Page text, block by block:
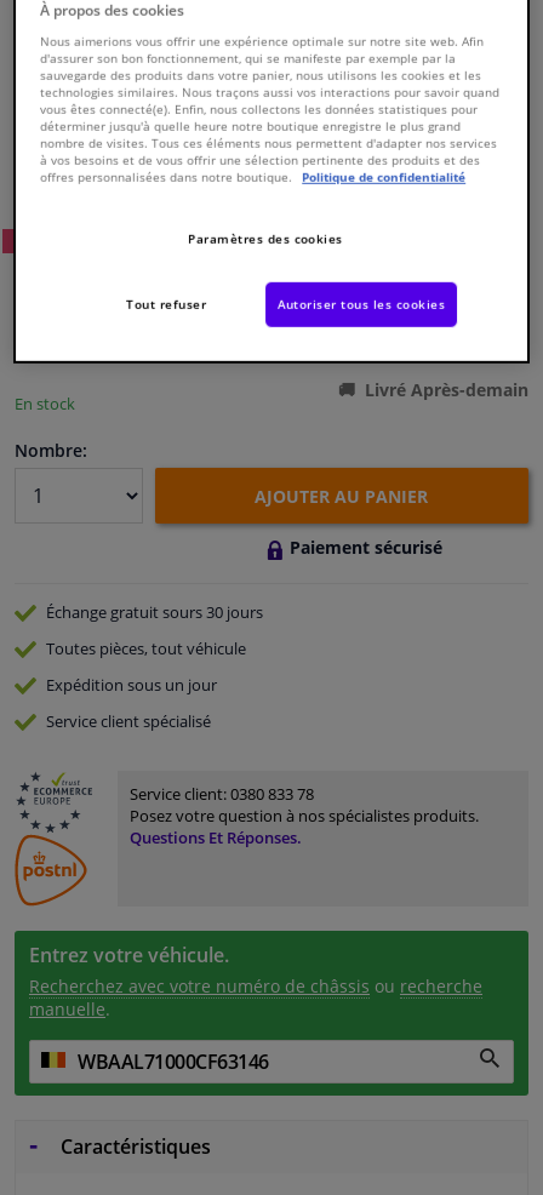
Fenêtres & accessoires
Intérieur & ameublement
Styling & Performance
Nettoyage & protection
Atelier & outils
Camping-car, moto & vélo
Capteurs & électronique
Numéro de produit d'origine:0171447
Numéro de fabrication:826413
Prix conseillé: € 179,08
En stock
Livré Après-demain
Nombre:
AJOUTER AU PANIER
Paiement sécurisé
Échange gratuitsours 30 jours
Toutes pièces, tout véhicule
Expédition sous un jour
Serviceclient spécialisé
Service client:0380 833 78
Posez votre question à nos spécialistes produits.
Questions Et Réponses.
Entrez votre véhicule.
Recherchez avec votre numéro de châssis ou recherche
manuelle.
Caractéristiques
À propos des cookies
Nous aimerions vous offrir une expérience optimale sur notre site web. Afin
d'assurer son bon fonctionnement, qui se manifeste par exemple par la
sauvegarde des produits dans votre panier, nous utilisons les cookies et les
technologies similaires. Nous traçons aussi vos interactions pour savoir quand
vous êtes connecté(e). Enfin, nous collectons les données statistiques pour
déterminer jusqu'à quelle heure notre boutique enregistre le plus grand
nombre de visites. Tous ces éléments nous permettent d'adapter nos services
à vos besoins et de vous offrir une sélection pertinente des produits et des
offres personnalisées dans notre boutique.
Politique de confidentialité
Paramètres des cookies
Tout refuser Autoriser tous les cookies